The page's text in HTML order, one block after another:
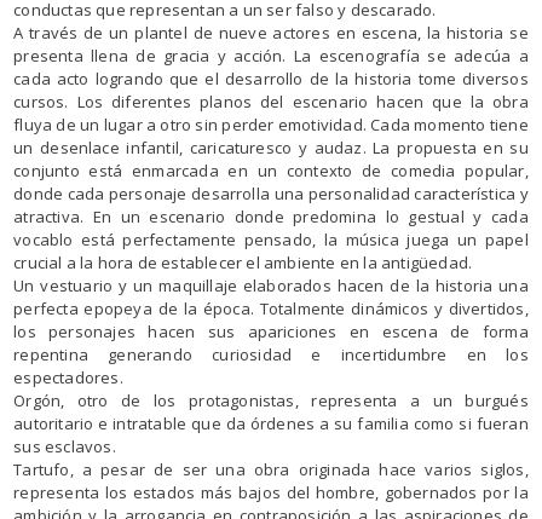
conductas que representan a un ser falso y descarado.
A través de un plantel de nueve actores en escena, la historia se
presenta llena de gracia y acción. La escenografía se adecúa a
cada acto logrando que el desarrollo de la historia tome diversos
cursos. Los diferentes planos del escenario hacen que la obra
fluya de un lugar a otro sin perder emotividad. Cada momento tiene
un desenlace infantil, caricaturesco y audaz. La propuesta en su
conjunto está enmarcada en un contexto de comedia popular,
donde cada personaje desarrolla una personalidad característica y
atractiva. En un escenario donde predomina lo gestual y cada
vocablo está perfectamente pensado, la música juega un papel
crucial a la hora de establecer el ambiente en la antigüedad.
Un vestuario y un maquillaje elaborados hacen de la historia una
perfecta epopeya de la época. Totalmente dinámicos y divertidos,
los personajes hacen sus apariciones en escena de forma
repentina generando curiosidad e incertidumbre en los
espectadores.
Orgón, otro de los protagonistas, representa a un burgués
autoritario e intratable que da órdenes a su familia como si fueran
sus esclavos.
Tartufo, a pesar de ser una obra originada hace varios siglos,
representa los estados más bajos del hombre, gobernados por la